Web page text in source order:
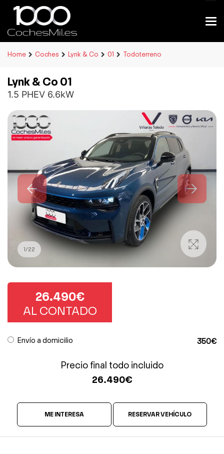
Home Coches Lynk & Co 01 Todoterreno
Lynk & Co 01
1.5 PHEV 6.6kW
1/22
26.490€
AL CONTADO
Envío a domicilio 350€
Precio final todo incluido
26.490€
ME INTERESA RESERVAR VEHÍCULO